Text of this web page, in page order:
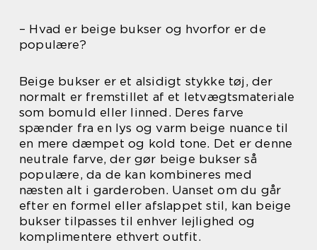
– Hvad er beige bukser og hvorfor er de
populære?
Beige bukser er et alsidigt stykke tøj, der
normalt er fremstillet af et letvægtsmateriale
som bomuld eller linned. Deres farve
spænder fra en lys og varm beige nuance til
en mere dæmpet og kold tone. Det er denne
neutrale farve, der gør beige bukser så
populære, da de kan kombineres med
næsten alt i garderoben. Uanset om du går
efter en formel eller afslappet stil, kan beige
bukser tilpasses til enhver lejlighed og
komplimentere ethvert outfit.